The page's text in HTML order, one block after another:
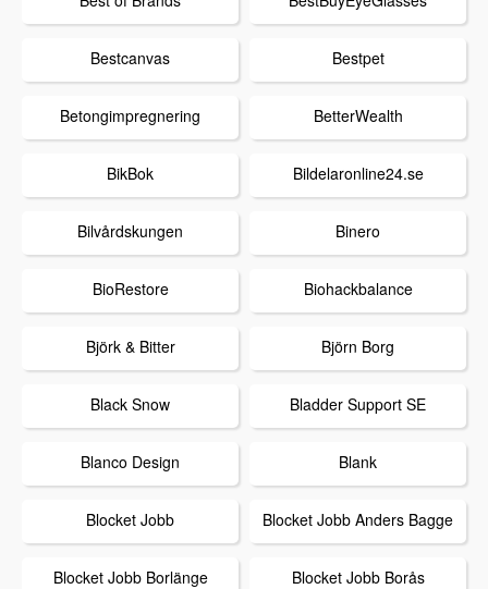
Bestcanvas Bestpet
Betongimpregnering BetterWealth
BikBok Bildelaronline24.se
Bilvårdskungen Binero
BioRestore Biohackbalance
Björk & Bitter Björn Borg
Black Snow Bladder Support SE
Blanco Design Blank
Blocket Jobb Blocket Jobb Anders Bagge
Blocket Jobb Borlänge Blocket Jobb Borås